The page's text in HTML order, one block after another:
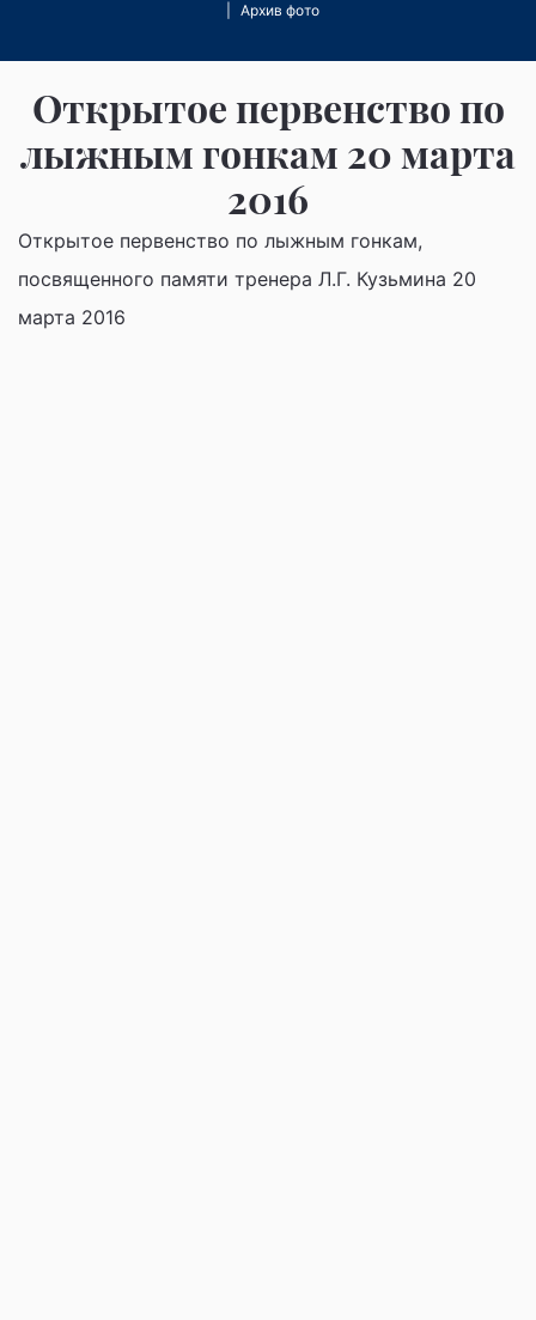
Архив фото
Открытое первенство по
лыжным гонкам 20 марта
2016
Открытое первенство по лыжным гонкам,
посвященного памяти тренера Л.Г. Кузьмина 20
марта 2016